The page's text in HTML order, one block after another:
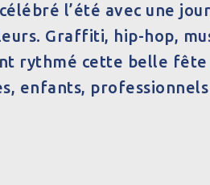
l’été avec une
Graffiti, hip-hop,
rythmé cette belle
enfants,